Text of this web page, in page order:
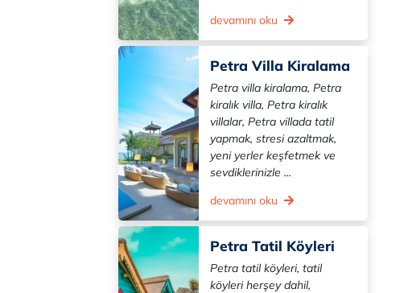
devamını oku
Petra Villa Kiralama
Petra villa kiralama, Petra
kiralık villa, Petra kiralık
villalar, Petra villada tatil
yapmak, stresi azaltmak,
yeni yerler keşfetmek ve
sevdiklerinizle ...
devamını oku
Petra Tatil Köyleri
Petra tatil köyleri, tatil
köyleri herşey dahil,